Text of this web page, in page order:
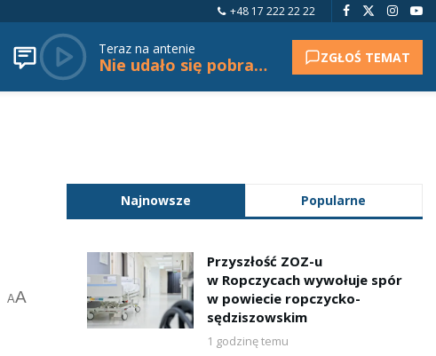
+48 17 222 22 22
Teraz na antenie
Nie udało się pobrać tytułu. ZGŁOŚ TEMAT
AA
Najnowsze Popularne
Przyszłość ZOZ-u
w Ropczycach wywołuje spór
w powiecie ropczycko-
sędziszowskim
1 godzinę temu